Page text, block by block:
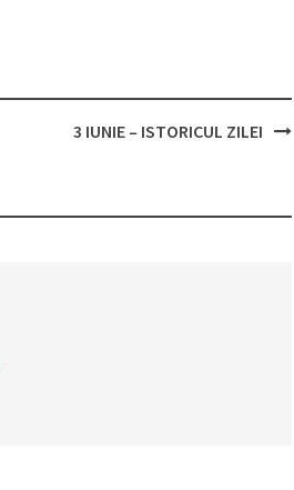
3 IUNIE – ISTORICUL ZILEI